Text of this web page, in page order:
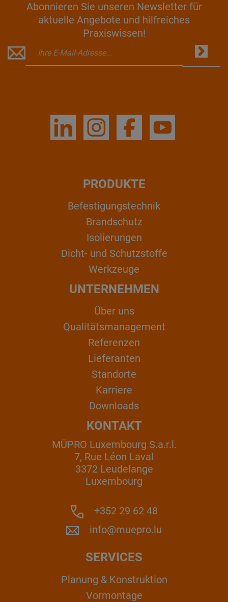
Abonnieren Sie unseren Newsletter für
aktuelle Angebote und hilfreiches
Praxiswissen!
PRODUKTE
Befestigungstechnik
Brandschutz
Isolierungen
Dicht- und Schutzstoffe
Werkzeuge
UNTERNEHMEN
Über uns
Qualitätsmanagement
Referenzen
Lieferanten
Standorte
Karriere
Downloads
KONTAKT
MÜPRO Luxembourg S.a.r.l.
7, Rue Léon Laval
3372 Leudelange
Luxembourg
+352 29 62 48
info@muepro.lu
SERVICES
Planung & Konstruktion
Vormontage